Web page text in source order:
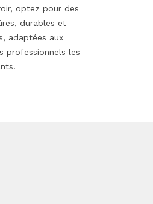
optez pour des
durables et
adaptées aux
professionnels les